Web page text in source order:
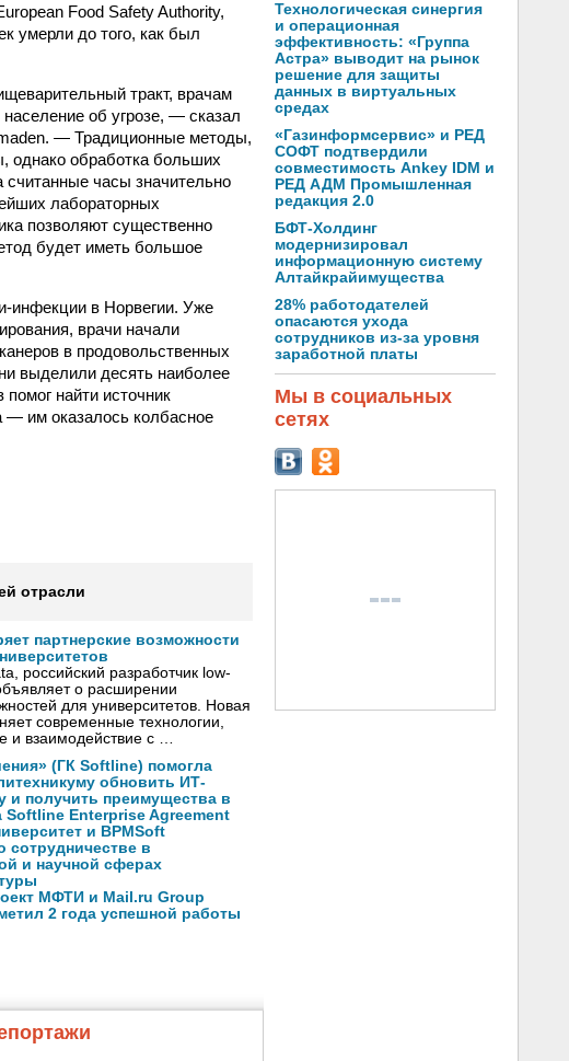
Food Safety Authority,
умерли до того, как был
тракт, врачам
об угрозе, — сказал
— Традиционные методы,
однако обработка больших
считанные часы значительно
лабораторных
позволяют существенно
будет иметь большое
инфекции в Норвегии. Уже
врачи начали
в продовольственных
выделили десять наиболее
найти источник
— им оказалось колбасное
отрасли
партнерские возможности
российский разработчик low-
о расширении
для университетов. Новая
современные технологии,
и взаимодействие с …
(ГК Softline) помогла
обновить ИТ-
и получить преимущества в
Softline Enterprise Agreement
и BPMSoft
сотрудничестве в
и научной сферах
МФТИ и Mail.ru Group
2 года успешной работы
Технологическая синергия
и операционная
эффективность: «Группа
Астра» выводит на рынок
решение для защиты
данных в виртуальных
средах
«Газинформсервис» и РЕД
СОФТ подтвердили
совместимость Ankey IDM и
РЕД АДМ Промышленная
редакция 2.0
БФТ-Холдинг
модернизировал
информационную систему
Алтайкрайимущества
28% работодателей
опасаются ухода
сотрудников из-за уровня
заработной платы
Мы в социальных
сетях